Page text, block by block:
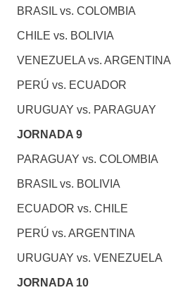
BRASIL vs. COLOMBIA
CHILE vs. BOLIVIA
VENEZUELA vs. ARGENTINA
PERÚ vs. ECUADOR
URUGUAY vs. PARAGUAY
JORNADA 9
PARAGUAY vs. COLOMBIA
BRASIL vs. BOLIVIA
ECUADOR vs. CHILE
PERÚ vs. ARGENTINA
URUGUAY vs. VENEZUELA
JORNADA 10